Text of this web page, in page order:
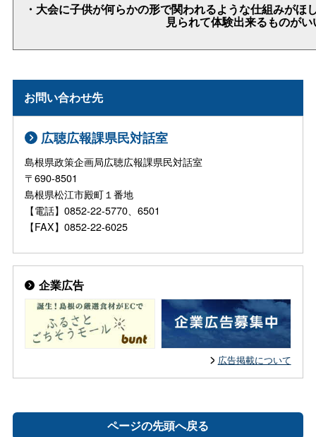
・大会に子供が何らかの形で関われるような仕組みが
見られて体験出来るものが
お問い合わせ先
広聴広報課県民対話室
島根県政策企画局広聴広報課県民対話室
〒690-8501
島根県松江市殿町１番地
【電話】0852-22-5770、6501
【FAX】0852-22-6025
企業広告
広告掲載について
ページの先頭へ戻る